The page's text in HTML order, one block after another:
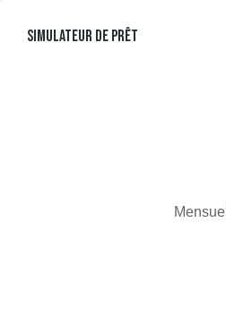
Simulateur De Prêt
Mensuel